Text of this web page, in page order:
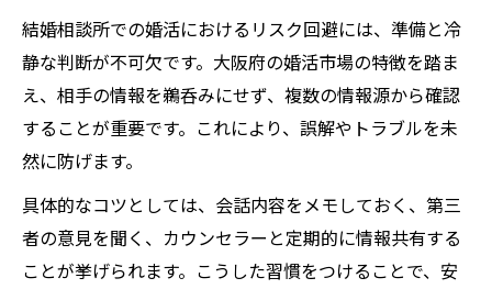
結婚相談所での婚活におけるリスク回避には、準備と冷
静な判断が不可欠です。大阪府の婚活市場の特徴を踏ま
え、相手の情報を鵜呑みにせず、複数の情報源から確認
することが重要です。これにより、誤解やトラブルを未
然に防げます。
具体的なコツとしては、会話内容をメモしておく、第三
者の意見を聞く、カウンセラーと定期的に情報共有する
ことが挙げられます。こうした習慣をつけることで、安